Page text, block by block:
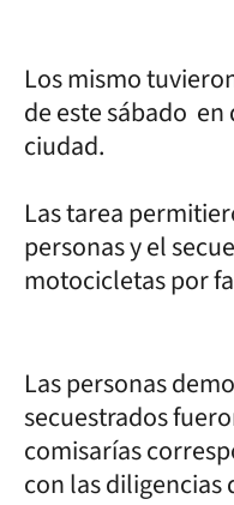
Los mismo
de este sábado
ciudad.
Las tarea
personas y el
motocicletas por
Las personas
secuestrados
comisarías
con las diligencias